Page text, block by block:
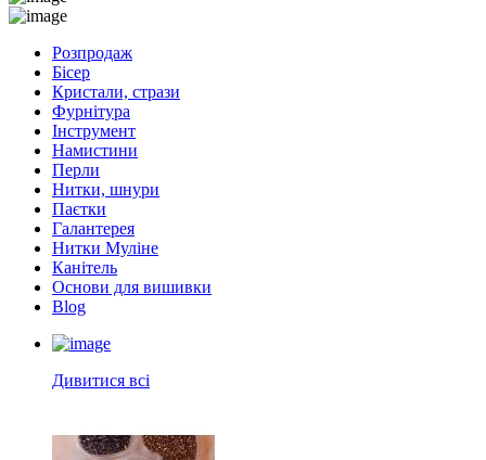
Розпродаж
Бісер
Кристали, стрази
Фурнітура
Інструмент
Намистини
Перли
Нитки, шнури
Паєтки
Галантерея
Нитки Муліне
Канітель
Основи для вишивки
Blog
Дивитися всі